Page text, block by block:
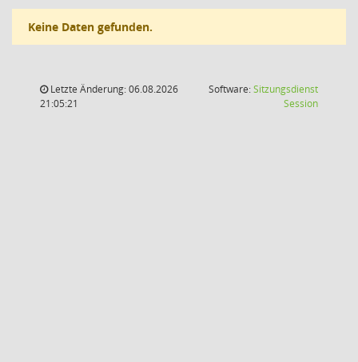
Keine Daten gefunden.
Letzte Änderung: 06.08.2026
21:05:21
Software:Sitzungsdienst
Session(Wird in